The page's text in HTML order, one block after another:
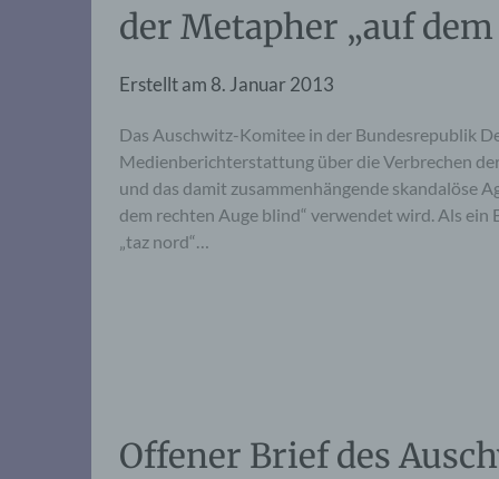
der Metapher „auf
Erstellt am 8. Januar 2013
Das Auschwitz-Komitee in der Bundesrepublik
Medienberichterstattung über die Verbrechen
und das damit zusammenhängende skandalöse
dem rechten Auge blind“ verwendet wird. Als
„taz nord“…
Offener Brief des